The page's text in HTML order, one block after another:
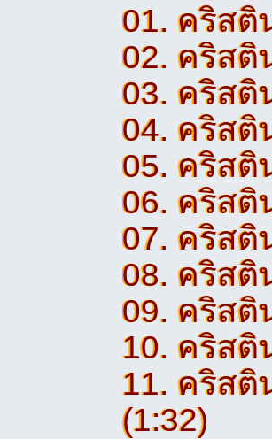
01. คริสติ
02. คริสติ
03. คริสติ
04. คริสติ
05. คริสติ
06. คริสติ
07. คริสติ
08. คริสติ
09. คริสติ
10. คริสติ
11. คริสติ
(1:32)